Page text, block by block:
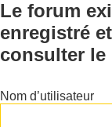
Le forum
enregistré
consulter le
Nom d’utilisateur